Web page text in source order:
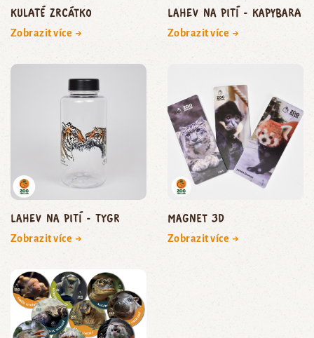
Kulaté zrcátko
Zobrazit více →
Lahev na pití - kapybara
Zobrazit více →
Lahev na pití - tygr
Zobrazit více →
Magnet 3D
Zobrazit více →